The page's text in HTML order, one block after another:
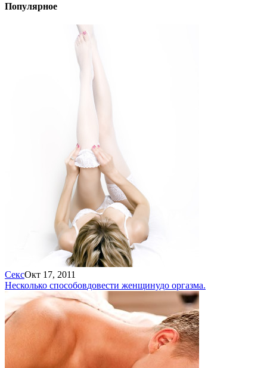
Популярное
СексОкт 17, 2011
Несколько способовдовести женщинудо оргазма.